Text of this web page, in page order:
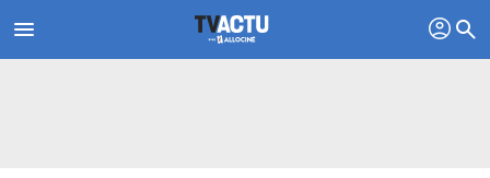
menu profil search